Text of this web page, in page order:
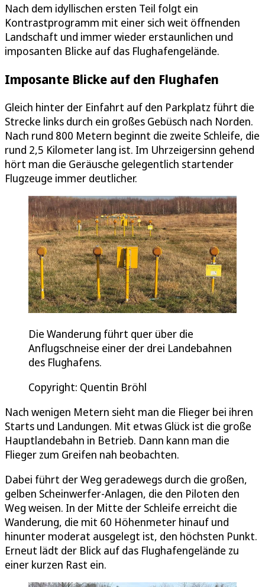
Nach dem idyllischen ersten Teil folgt ein
Kontrastprogramm mit einer sich weit öffnenden
Landschaft und immer wieder erstaunlichen und
imposanten Blicke auf das Flughafengelände.
Imposante Blicke auf den Flughafen
Gleich hinter der Einfahrt auf den Parkplatz führt die
Strecke links durch ein großes Gebüsch nach Norden.
Nach rund 800 Metern beginnt die zweite Schleife, die
rund 2,5 Kilometer lang ist. Im Uhrzeigersinn gehend
hört man die Geräusche gelegentlich startender
Flugzeuge immer deutlicher.
Die Wanderung führt quer über die
Anflugschneise einer der drei Landebahnen
des Flughafens.
Copyright: Quentin Bröhl
Nach wenigen Metern sieht man die Flieger bei ihren
Starts und Landungen. Mit etwas Glück ist die große
Hauptlandebahn in Betrieb. Dann kann man die
Flieger zum Greifen nah beobachten.
Dabei führt der Weg geradewegs durch die großen,
gelben Scheinwerfer-Anlagen, die den Piloten den
Weg weisen. In der Mitte der Schleife erreicht die
Wanderung, die mit 60 Höhenmeter hinauf und
hinunter moderat ausgelegt ist, den höchsten Punkt.
Erneut lädt der Blick auf das Flughafengelände zu
einer kurzen Rast ein.